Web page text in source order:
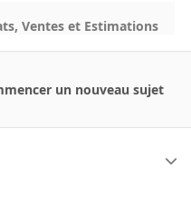
Ventes et Estimations
un nouveau sujet